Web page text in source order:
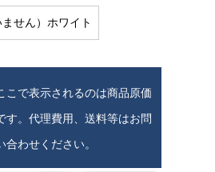
せん）ホワイト
こで表示されるのは商品原価
す。代理費用、送料等はお問
合わせください。